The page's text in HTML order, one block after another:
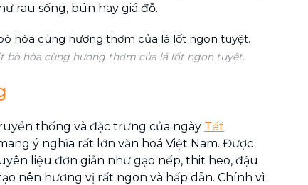
rau sống, bún hay giá đỗ.
bò hòa cùng hương thơm của lá lốt ngon tuyệt.
thống và đặc trưng của ngày Tết
ý nghĩa rất lớn văn hoá Việt Nam. Được
liệu đơn giản như gạo nếp, thit heo, đậu
nên hương vị rất ngon và hấp dẫn. Chính vì